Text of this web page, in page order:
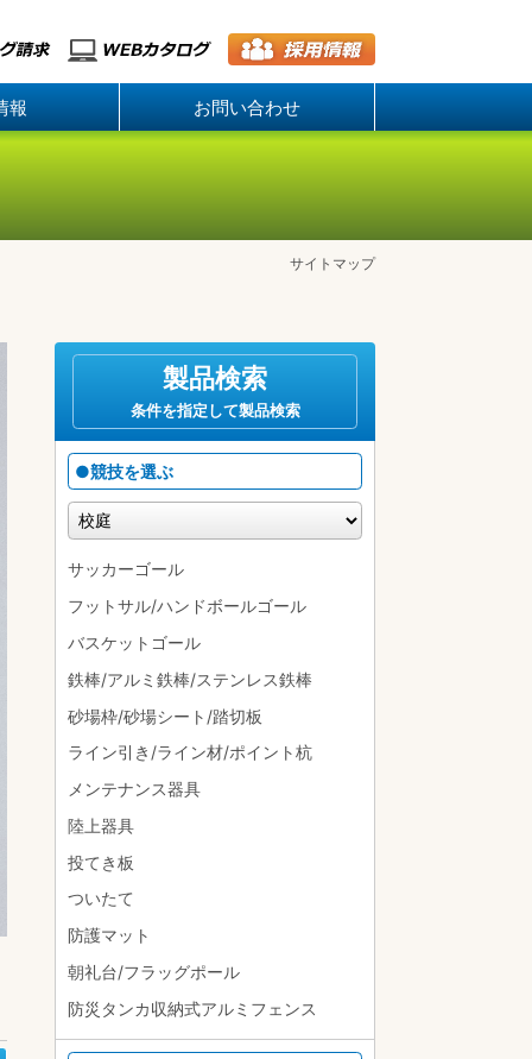
報 お問い合わせ
製品検索
条件を指定して製品検索
●競技を選ぶ
サッカーゴール
フットサル/ハンドボールゴール
バスケットゴール
鉄棒/アルミ鉄棒/ステンレス鉄棒
砂場枠/砂場シート/踏切板
ライン引き/ライン材/ポイント杭
メンテナンス器具
陸上器具
投てき板
ついたて
防護マット
朝礼台/フラッグポール
防災タンカ収納式アルミフェンス
サイトマップ